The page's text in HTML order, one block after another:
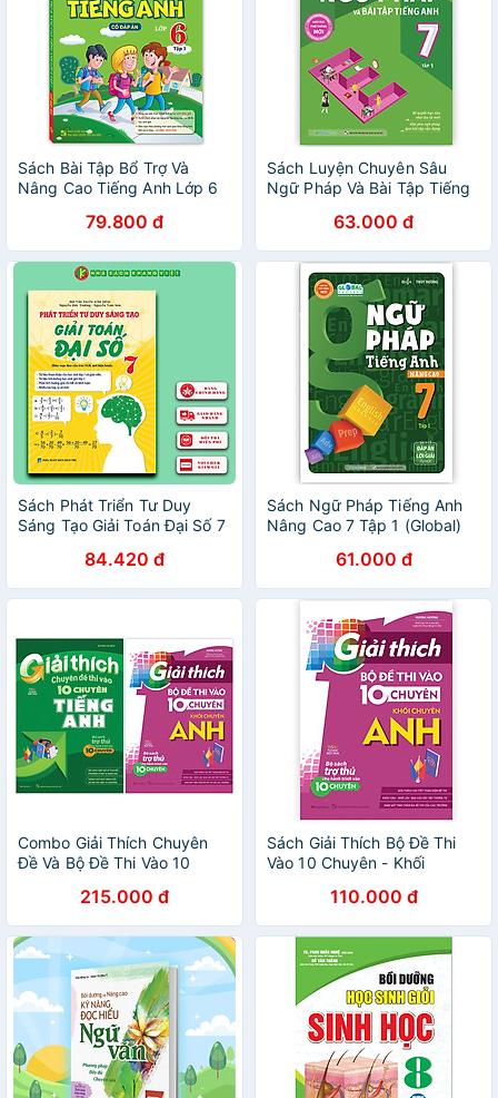
Sách Bài Tập Bổ Trợ Và
Nâng Cao Tiếng Anh Lớp 6
79.800 đ
Sách Luyện Chuyên Sâu
Ngữ Pháp Và Bài Tập Tiếng
63.000 đ
Sách Phát Triển Tư Duy
Sáng Tạo Giải Toán Đại Số 7
84.420 đ
Sách Ngữ Pháp Tiếng Anh
Nâng Cao 7 Tập 1 (Global)
61.000 đ
Combo Giải Thích Chuyên
Đề Và Bộ Đề Thi Vào 10
215.000 đ
Sách Giải Thích Bộ Đề Thi
Vào 10 Chuyên - Khối
110.000 đ